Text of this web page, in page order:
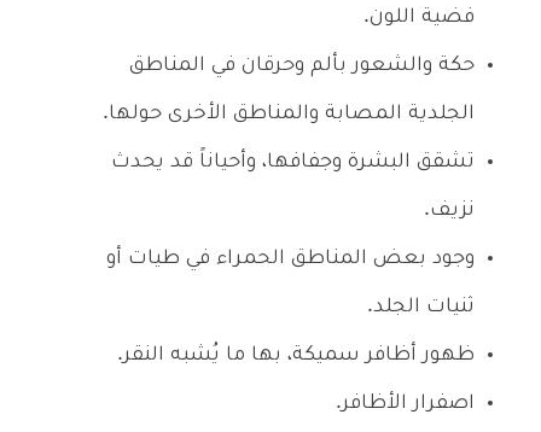
فضية اللون.
حكة والشعور بألم وحرقان في المناطق
الجلدية المصابة والمناطق الأخرى حولها.
تشقق البشرة وجفافها، وأحياناً قد يحدث
نزيف.
وجود بعض المناطق الحمراء في طيات أو
ثنيات الجلد.
ظهور أظافر سميكة، بها ما يُشبه النقر.
اصفرار الأظافر.